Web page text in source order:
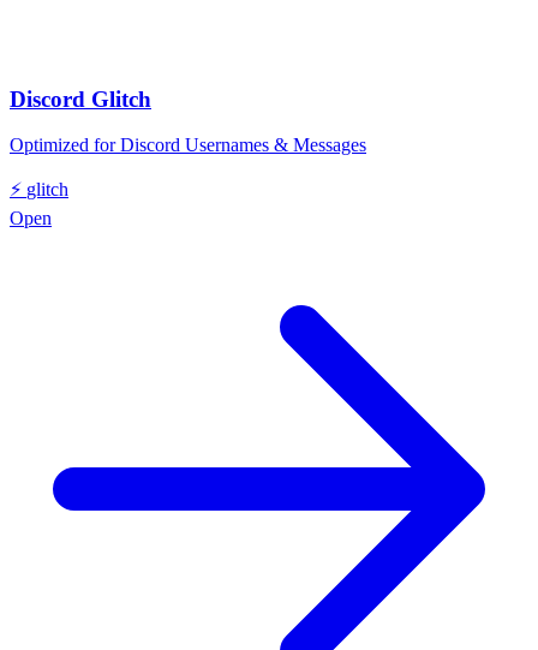
Discord Glitch
Optimized for Discord Usernames & Messages
⚡ glitch
Open